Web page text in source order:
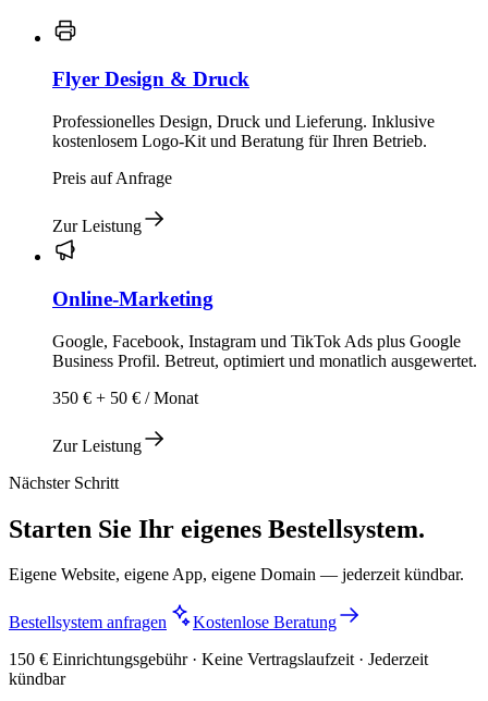
Flyer Design & Druck
Professionelles Design, Druck und Lieferung. Inklusive
kostenlosem Logo-Kit und Beratung für Ihren Betrieb.
Preis auf Anfrage
Zur Leistung
Online-Marketing
Google, Facebook, Instagram und TikTok Ads plus Google
Business Profil. Betreut, optimiert und monatlich ausgewertet.
350 € + 50 € / Monat
Zur Leistung
Nächster Schritt
Starten Sie Ihr eigenes Bestellsystem.
Eigene Website, eigene App, eigene Domain — jederzeit kündbar.
Bestellsystem anfragen
Kostenlose Beratung
150 € Einrichtungsgebühr · Keine Vertragslaufzeit · Jederzeit
kündbar